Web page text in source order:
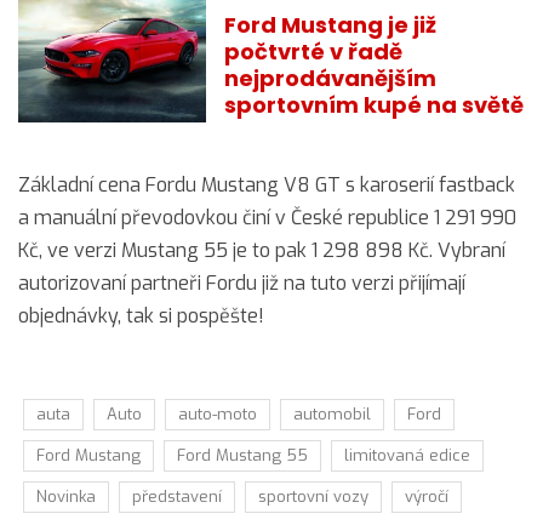
Ford Mustang je již
počtvrté v řadě
nejprodávanějším
sportovním kupé na světě
Základní cena Fordu Mustang V8 GT s karoserií fastback
a manuální převodovkou činí v České republice 1 291 990
Kč, ve verzi Mustang 55 je to pak 1 298 898 Kč. Vybraní
autorizovaní partneři Fordu již na tuto verzi přijímají
objednávky, tak si pospěšte!
auta Auto auto-moto automobil
Ford
Ford Mustang
Ford Mustang 55
limitovaná edice
Novinka
představení sportovní vozy výročí